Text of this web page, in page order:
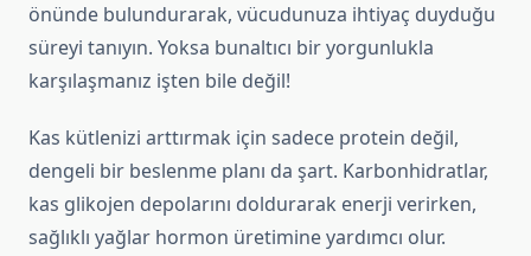
önünde bulundurarak, vücudunuza ihtiyaç duyduğu
süreyi tanıyın. Yoksa bunaltıcı bir yorgunlukla
karşılaşmanız işten bile değil!
Kas kütlenizi arttırmak için sadece protein değil,
dengeli bir beslenme planı da şart. Karbonhidratlar,
kas glikojen depolarını doldurarak enerji verirken,
sağlıklı yağlar hormon üretimine yardımcı olur.